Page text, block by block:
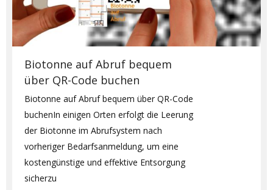
Biotonne auf Abruf bequem
über QR-Code buchen
Biotonne auf Abruf bequem über QR-Code
buchenIn einigen Orten erfolgt die Leerung
der Biotonne im Abrufsystem nach
vorheriger Bedarfsanmeldung, um eine
kostengünstige und effektive Entsorgung
sicherzu